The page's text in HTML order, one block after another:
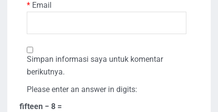
* Email
Simpan informasi saya untuk komentar
berikutnya.
Please enter an answer in digits:
fifteen − 8 =